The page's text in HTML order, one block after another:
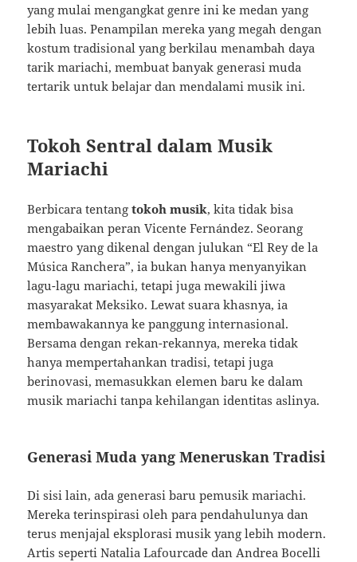
yang mulai mengangkat genre ini ke medan yang
lebih luas. Penampilan mereka yang megah dengan
kostum tradisional yang berkilau menambah daya
tarik mariachi, membuat banyak generasi muda
tertarik untuk belajar dan mendalami musik ini.
Tokoh Sentral dalam Musik
Mariachi
Berbicara tentangtokoh musik, kita tidak bisa
mengabaikan peran Vicente Fernández. Seorang
maestro yang dikenal dengan julukan “El Rey de la
Música Ranchera”, ia bukan hanya menyanyikan
lagu-lagu mariachi, tetapi juga mewakili jiwa
masyarakat Meksiko. Lewat suara khasnya, ia
membawakannya ke panggung internasional.
Bersama dengan rekan-rekannya, mereka tidak
hanya mempertahankan tradisi, tetapi juga
berinovasi, memasukkan elemen baru ke dalam
musik mariachi tanpa kehilangan identitas aslinya.
Generasi Muda yang Meneruskan Tradisi
Di sisi lain, ada generasi baru pemusik mariachi.
Mereka terinspirasi oleh para pendahulunya dan
terus menjajal eksplorasi musik yang lebih modern.
Artis seperti Natalia Lafourcade dan Andrea Bocelli